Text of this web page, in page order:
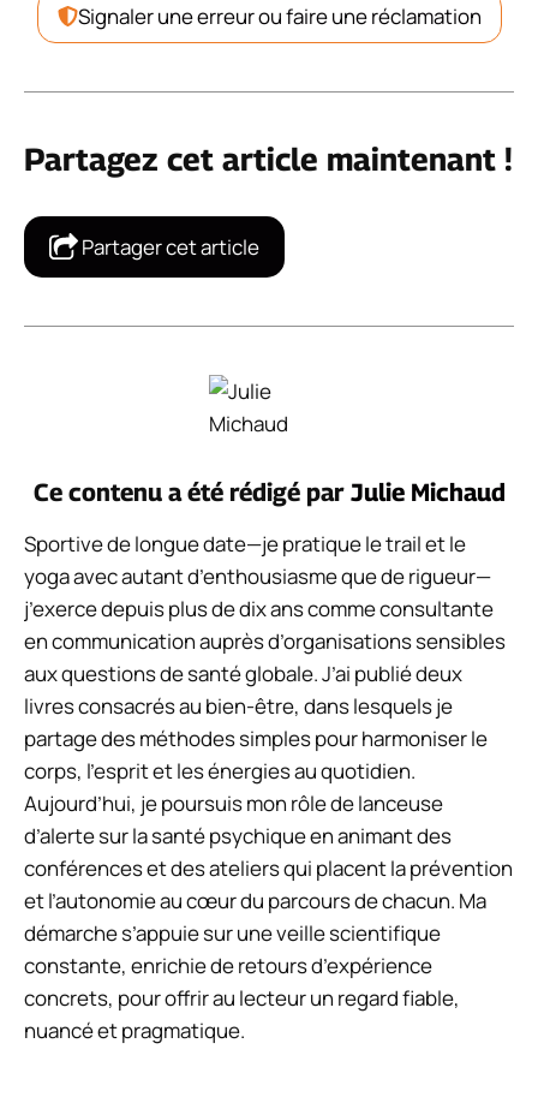
Signaler une erreur ou faire une réclamation
Partagez cet article maintenant !
Partager cet article
Ce contenu a été rédigé par Julie Michaud
Sportive de longue date—je pratique le trail et le
yoga avec autant d’enthousiasme que de rigueur—
j’exerce depuis plus de dix ans comme consultante
en communication auprès d’organisations sensibles
aux questions de santé globale. J’ai publié deux
livres consacrés au bien-être, dans lesquels je
partage des méthodes simples pour harmoniser le
corps, l’esprit et les énergies au quotidien.
Aujourd’hui, je poursuis mon rôle de lanceuse
d’alerte sur la santé psychique en animant des
conférences et des ateliers qui placent la prévention
et l’autonomie au cœur du parcours de chacun. Ma
démarche s’appuie sur une veille scientifique
constante, enrichie de retours d’expérience
concrets, pour offrir au lecteur un regard fiable,
nuancé et pragmatique.